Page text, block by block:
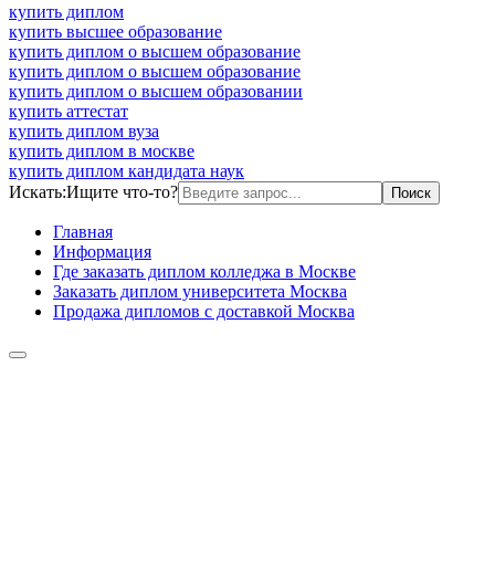
купить диплом
купить высшее образование
купить диплом о высшем образование
купить диплом о высшем образование
купить диплом о высшем образовании
купить аттестат
купить диплом вуза
купить диплом в москве
купить диплом кандидата наук
Искать:Ищите что-то?
Главная
Информация
Где заказать диплом колледжа в Москве
Заказать диплом университета Москва
Продажа дипломов с доставкой Москва